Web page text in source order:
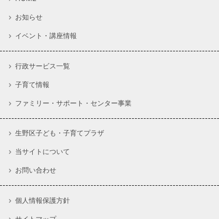
お知らせ
イベント・講座情報
行政サービス一覧
子育て情報
ファミリー・サポート・センター事業
生野区子ども・子育てプラザ
当サイトについて
お問い合わせ
個人情報保護方針